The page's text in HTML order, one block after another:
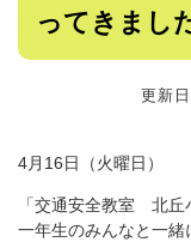
ってきまし
更新
4月16日（火曜日）
「交通安全教室 北丘
一年生のみんなと一緒